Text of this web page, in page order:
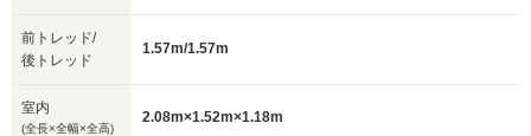
前トレッド/
後トレッド
1.57m/1.57m
室内
(全長×全幅×全高)
2.08m×1.52m×1.18m